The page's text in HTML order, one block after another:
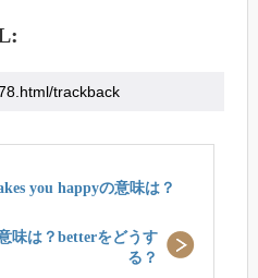
you happyの意味は？
味は？betterをどうす
る？